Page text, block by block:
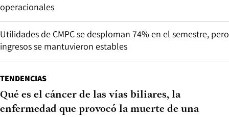
operacionales
Utilidades de CMPC se desploman 74% en el semestre, pero
ingresos se mantuvieron estables
TENDENCIAS
Qué es el cáncer de las vías biliares, la
enfermedad que provocó la muerte de una